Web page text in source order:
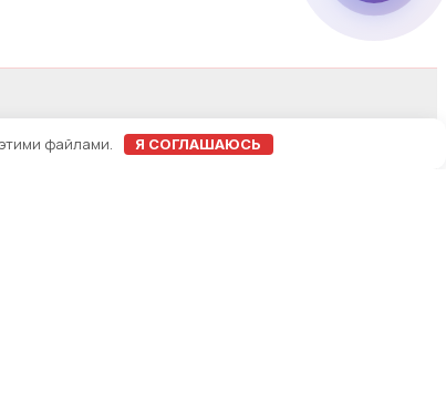
файлами. Я СОГЛАШАЮСЬ